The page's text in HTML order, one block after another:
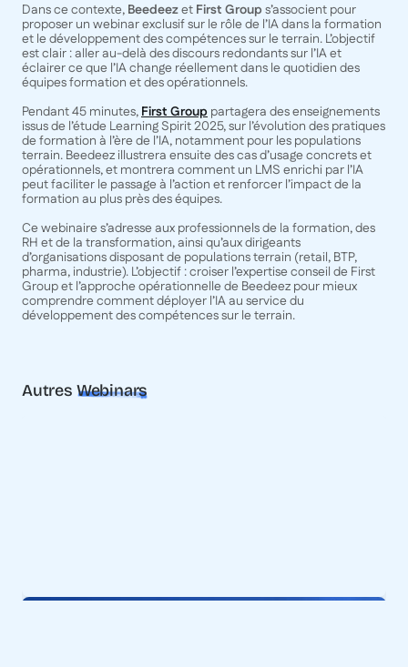
Dans ce contexte, Beedeezet First Group s’associent pour
proposer un webinar exclusif sur le rôle de l’IA dans la formation
et le développement des compétences sur le terrain. L’objectif
est clair : aller au-delà des discours redondants sur l’IA et
éclairer ce que l’IA change réellement dans le quotidien des
équipes formation et des opérationnels.
Pendant 45 minutes,First Group partagera des enseignements
issus de l’étude Learning Spirit 2025, sur l’évolution des pratiques
de formation à l’ère de l’IA, notamment pour les populations
terrain. Beedeez illustrera ensuite des cas d’usage concrets et
opérationnels, et montrera comment un LMS enrichi par l’IA
peut faciliter le passage à l’action et renforcer l’impact de la
formation au plus près des équipes.
Ce webinaire s’adresse aux professionnels de la formation, des
RH et de la transformation, ainsi qu’aux dirigeants
d’organisations disposant de populations terrain (retail, BTP,
pharma, industrie). L’objectif : croiser l’expertise conseil de First
Group et l’approche opérationnelle de Beedeez pour mieux
comprendre comment déployer l’IA au service du
développement des compétences sur le terrain.
Autres Webinars